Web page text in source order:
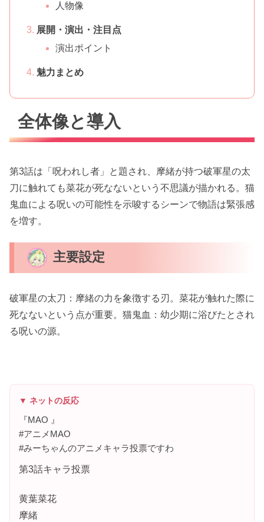
人物像
展開・演出・注目点
演出ポイント
魅力まとめ
全体像と導入
第3話は「呪われし者」と題され、摩緒が持つ破軍星の太
刀に触れても菜花が死なないという不思議が描かれる。猫
鬼血による呪いの可能性を示唆するシーンで物語は緊張感
を増す。
主要設定
破軍星の太刀：摩緒の力を象徴する刃。菜花が触れた際に
死なないという点が重要。猫鬼血：幼少期に浴びたとされ
る呪いの源。
▼ ネットの反応
『MAO 』
#アニメMAO
#みーちゃんのアニメキャラ投票ですわ
第3話キャラ投票
黄葉菜花
摩緒